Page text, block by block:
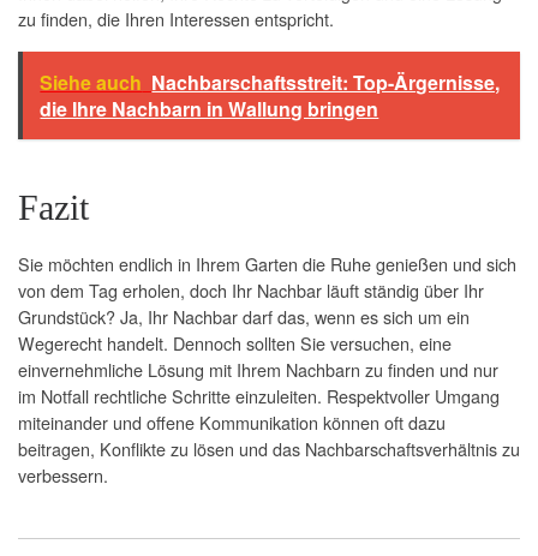
zu finden, die Ihren Interessen entspricht.
Siehe auch Nachbarschaftsstreit: Top-Ärgernisse,
die Ihre Nachbarn in Wallung bringen
Fazit
Sie möchten endlich in Ihrem Garten die Ruhe genießen und sich
von dem Tag erholen, doch Ihr Nachbar läuft ständig über Ihr
Grundstück? Ja, Ihr Nachbar darf das, wenn es sich um ein
Wegerecht handelt. Dennoch sollten Sie versuchen, eine
einvernehmliche Lösung mit Ihrem Nachbarn zu finden und nur
im Notfall rechtliche Schritte einzuleiten. Respektvoller Umgang
miteinander und offene Kommunikation können oft dazu
beitragen, Konflikte zu lösen und das Nachbarschaftsverhältnis zu
verbessern.